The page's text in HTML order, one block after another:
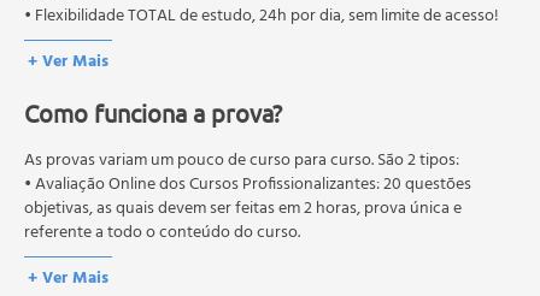
• Flexibilidade TOTAL de estudo, 24h por dia, sem limite de acesso!
+ Ver Mais
Como funciona a prova?
As provas variam um pouco de curso para curso. São 2 tipos:
• Avaliação Online dos Cursos Profissionalizantes: 20 questões
objetivas, as quais devem ser feitas em 2 horas, prova única e
referente a todo o conteúdo do curso.
• Avaliação Online dos Cursos Livres: 10 questões objetivas, as quais
devem ser feitas em 1 hora, prova única e referente a todo o
+ Ver Mais